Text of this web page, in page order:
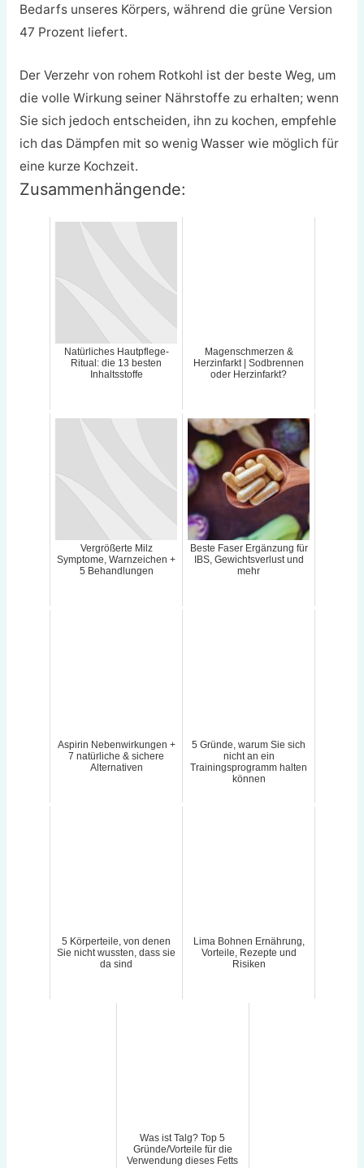
Bedarfs unseres Körpers, während die grüne Version
47 Prozent liefert.
Der Verzehr von rohem Rotkohl ist der beste Weg, um
die volle Wirkung seiner Nährstoffe zu erhalten; wenn
Sie sich jedoch entscheiden, ihn zu kochen, empfehle
ich das Dämpfen mit so wenig Wasser wie möglich für
eine kurze Kochzeit.
Zusammenhängende:
Natürliches Hautpflege-
Ritual: die 13 besten
Inhaltsstoffe
Magenschmerzen &
Herzinfarkt | Sodbrennen
oder Herzinfarkt?
Vergrößerte Milz
Symptome, Warnzeichen +
5 Behandlungen
Beste Faser Ergänzung für
IBS, Gewichtsverlust und
mehr
Aspirin Nebenwirkungen +
7 natürliche & sichere
Alternativen
5 Gründe, warum Sie sich
nicht an ein
Trainingsprogramm halten
können
5 Körperteile, von denen
Sie nicht wussten, dass sie
da sind
Lima Bohnen Ernährung,
Vorteile, Rezepte und
Risiken
Was ist Talg? Top 5
Gründe/Vorteile für die
Verwendung dieses Fetts